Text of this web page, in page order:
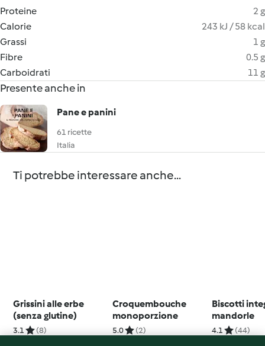
Proteine
2 g
Calorie
243 kJ / 58 kcal
Grassi
1 g
Fibre
0.5 g
Carboidrati
11 g
Presente anche in
Pane e panini
61 ricette
Italia
Ti potrebbe interessare anche...
Grissini alle erbe
(senza glutine)
3.1 (8)
Croquembouche
monoporzione
5.0 (2)
Biscotti
mandorle
4.1 (44)